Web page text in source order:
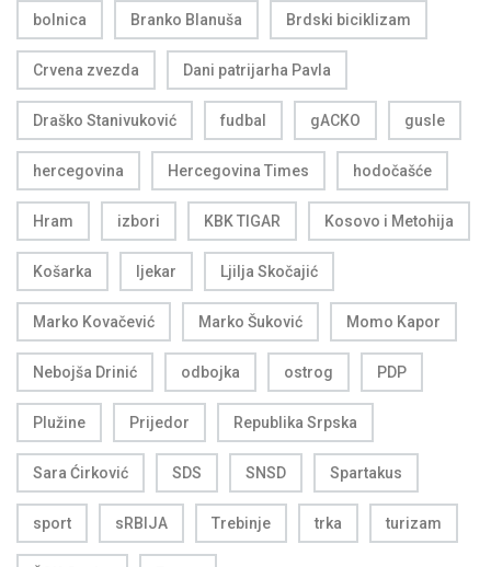
bolnica Branko Blanuša Brdski biciklizam
Crvena zvezda Dani patrijarha Pavla
Draško Stanivuković fudbal gACKO gusle
hercegovina Hercegovina Times hodočašće
Hram izbori KBK TIGAR Kosovo i Metohija
Košarka ljekar Ljilja Skočajić
Marko Kovačević Marko Šuković Momo Kapor
Nebojša Drinić odbojka ostrog PDP
Plužine Prijedor Republika Srpska
Sara Ćirković SDS SNSD Spartakus
sport sRBIJA Trebinje trka turizam